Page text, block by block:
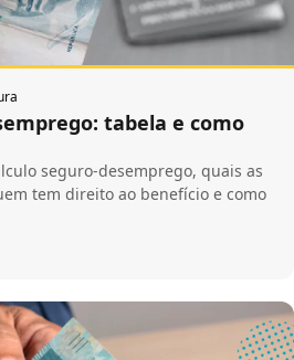
tabela e como
seguro-desemprego, quais as
tem direito ao benefício e como